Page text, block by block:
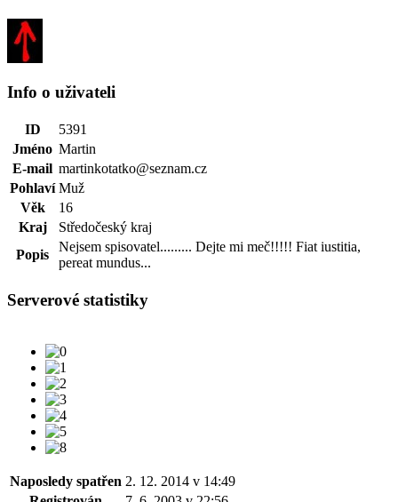
Info o uživateli
ID
5391
Jméno Martin
E-mail martinkotatko@seznam.cz
Pohlaví Muž
Věk
16
Kraj
Středočeský kraj
Popis
Nejsem spisovatel......... Dejte mi meč!!!!! Fiat iustitia,
pereat mundus...
Serverové statistiky
Naposledy spatřen 2. 12. 2014 v 14:49